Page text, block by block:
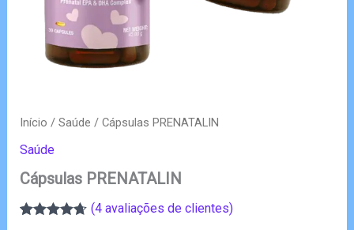
Início / Saúde / Cápsulas PRENATALIN
Saúde
Cápsulas PRENATALIN
(4 avaliações de clientes)